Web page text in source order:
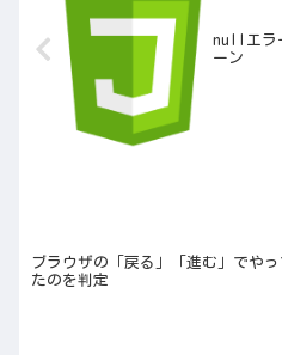
nullエラ
ーン
ブラウザの「戻る」「進む」でやっ
たのを判定